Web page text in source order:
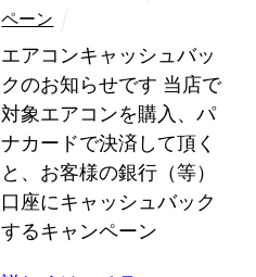
ペーン
エアコンキャッシュバッ
クのお知らせです 当店で
対象エアコンを購入、パ
ナカードで決済して頂く
と、お客様の銀行（等）
口座にキャッシュバック
するキャンペーン